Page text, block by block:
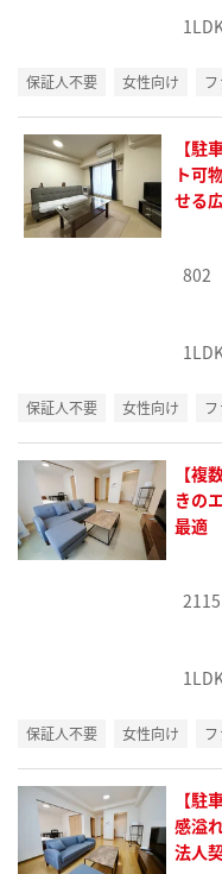
保証人不要 女性向け
【駐
ト可
せる
802
保証人不要 女性向け
【複
きの
最適
2115
保証人不要 女性向け
【駐
感溢
法人